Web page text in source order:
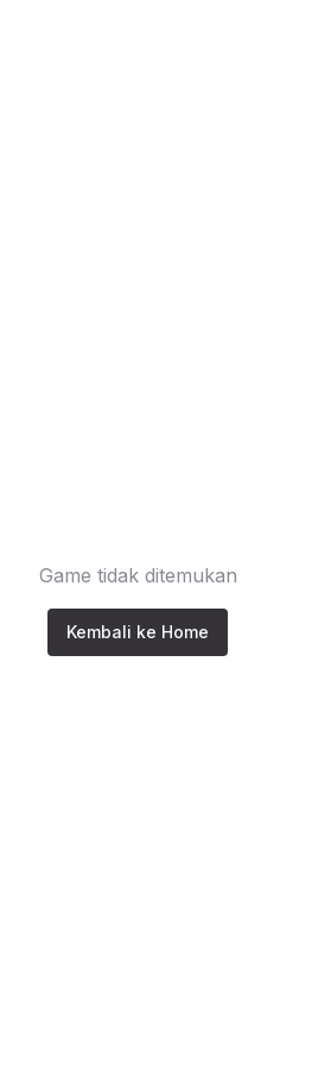
Game tidak ditemukan
Kembali ke Home